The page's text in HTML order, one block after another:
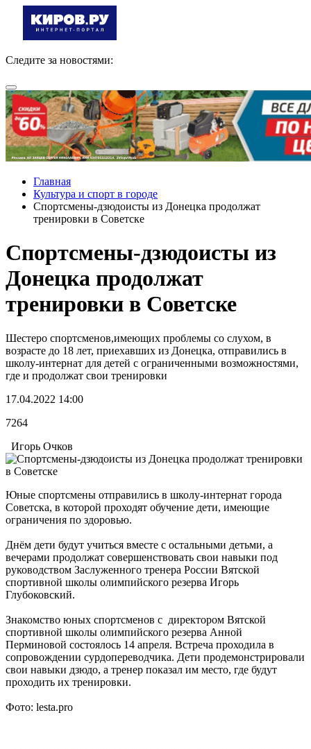
Следите за новостями:
Главная
Культура и спорт в городе
Спортсмены-дзюдоисты из Донецка продолжат
тренировки в Советске
Спортсмены-дзюдоисты из
Донецка продолжат
тренировки в Советске
Шестеро спортсменов,имеющих проблемы со слухом, в
возрасте до 18 лет, приехавших из Донецка, отправились в
школу-интернат для детей с ограниченными возможностями,
где и продолжат свои тренировки
17.04.2022 14:00
7264
Игорь Очков
Юные спортсмены отправились в школу-интернат города
Советска, в которой проходят обучение дети, имеющие
ограничения по здоровью.
Днём дети будут учиться вместе с остальными детьми, а
вечерами продолжат совершенствовать свои навыки под
руководством Заслуженного тренера России Вятской
спортивной школы олимпийского резерва Игорь
Глубоковский.
Знакомство юных спортсменов с директором Вятской
спортивной школы олимпийского резерва Анной
Перминовой состоялось 14 апреля. Встреча проходила в
сопровождении сурдопереводчика. Дети продемонстрировали
свои навыки дзюдо, а тренер показал им место, где будут
проходить их тренировки.
Фото: lesta.pro